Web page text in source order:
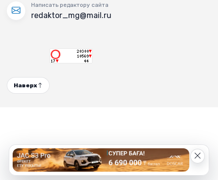
Написать редактору сайта
redaktor_mg@mail.ru
Наверх